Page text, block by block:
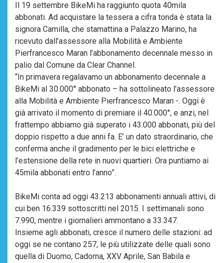
Il 19 settembre BikeMi ha raggiunto quota 40mila
abbonati. Ad acquistare la tessera a cifra tonda è stata la
signora Camilla, che stamattina a Palazzo Marino, ha
ricevuto dall’assessore alla Mobilità e Ambiente
Pierfrancesco Maran l’abbonamento decennale messo in
palio dal Comune da Clear Channel.
“In primavera regalavamo un abbonamento decennale a
BikeMi al 30.000° abbonato – ha sottolineato l’assessore
alla Mobilità e Ambiente Pierfrancesco Maran -. Oggi è
già arrivato il momento di premiare il 40.000°, e anzi, nel
frattempo abbiamo già superato i 43.000 abbonati, più del
doppio rispetto a due anni fa. E’ un dato straordinario, che
conferma anche il gradimento per le bici elettriche e
l’estensione della rete in nuovi quartieri. Ora puntiamo ai
45mila abbonati entro l’anno”.
BikeMi conta ad oggi 43.213 abbonamenti annuali attivi, di
cui ben 16.339 sottoscritti nel 2015. I settimanali sono
7.990, mentre i giornalieri ammontano a 33.347.
Insieme agli abbonati, cresce il numero delle stazioni: ad
oggi se ne contano 257, le più utilizzate delle quali sono
quella di Duomo, Cadorna, XXV Aprile, San Babila e